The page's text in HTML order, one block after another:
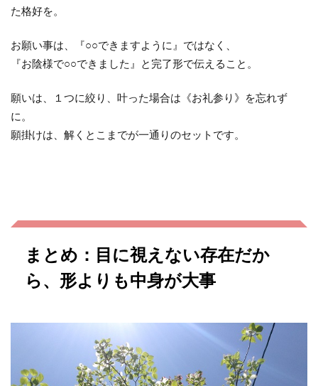
た格好を。
お願い事は、『○○できますように』ではなく、
『お陰様で○○できました』と完了形で伝えること。
願いは、１つに絞り、叶った場合は《お礼参り》を忘れず
に。
願掛けは、解くとこまでが一通りのセットです。
まとめ：目に視えない存在だか
ら、形よりも中身が大事